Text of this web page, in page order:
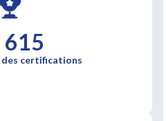
615
certifications